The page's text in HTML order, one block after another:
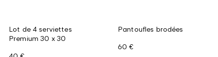
Lot de 4 serviettes
Premium 30 x 30
Pantoufles brodées
60 €